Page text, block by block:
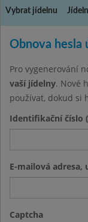
Vybrat jídelnu
Obnova hesla
Pro vygenerování
vaší jídelny. Nové
používat, dokud si
Identifikační číslo
E-mailová adresa,
Captcha